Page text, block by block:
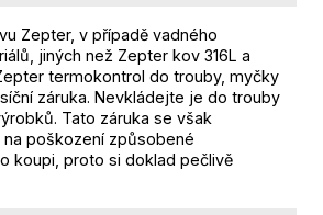
Zepter, v případě vadného
jiných než Zepter kov 316L a
termokontrol do trouby, myčky
záruka. Nevkládejte je do trouby
Tato záruka se však
poškození způsobené
koupi, proto si doklad pečlivě